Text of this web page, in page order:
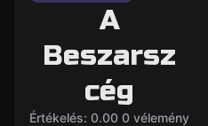
A
Beszarsz
cég
Értékelés: 0.00 0 vélemény